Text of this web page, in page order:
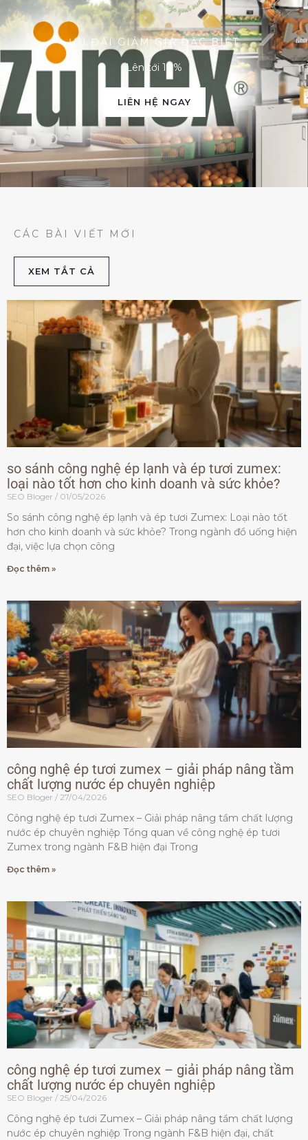
ƯU ĐÃI GIẢM GIÁ ĐẶC BIỆT
Lên tới 10%
LIÊN HỆ NGAY
CÁC BÀI VIẾT MỚI
XEM TẮT CẢ
so sánh công nghệ ép lạnh và ép tươi zumex:
loại nào tốt hơn cho kinh doanh và sức khỏe?
SEO Bloger 01/05/2026
So sánh công nghệ ép lạnh và ép tươi Zumex: Loại nào tốt
hơn cho kinh doanh và sức khỏe? Trong ngành đồ uống hiện
đại, việc lựa chọn công
Đọc thêm »
công nghệ ép tươi zumex – giải pháp nâng tầm
chất lượng nước ép chuyên nghiệp
SEO Bloger 27/04/2026
Công nghệ ép tươi Zumex – Giải pháp nâng tầm chất lượng
nước ép chuyên nghiệp Tổng quan về công nghệ ép tươi
Zumex trong ngành F&B hiện đại Trong
Đọc thêm »
công nghệ ép tươi zumex – giải pháp nâng tầm
chất lượng nước ép chuyên nghiệp
SEO Bloger 25/04/2026
Công nghệ ép tươi Zumex – Giải pháp nâng tầm chất lượng
nước ép chuyên nghiệp Trong ngành F&B hiện đại, chất